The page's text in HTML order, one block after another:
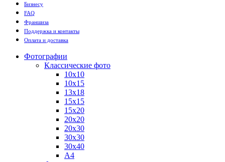
Бизнесу
FAQ
Франшиза
Поддержка и контакты
Оплата и доставка
Фотографии
Классические фото
10х10
10х15
13х18
15х15
15х20
20х20
20х30
30х30
30х40
А4